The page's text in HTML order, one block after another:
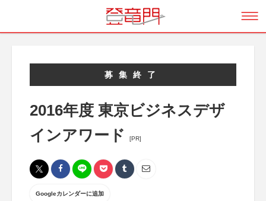
募集終了
2016年度 東京ビジネスデザ
インアワード
[PR]
Googleカレンダーに追加